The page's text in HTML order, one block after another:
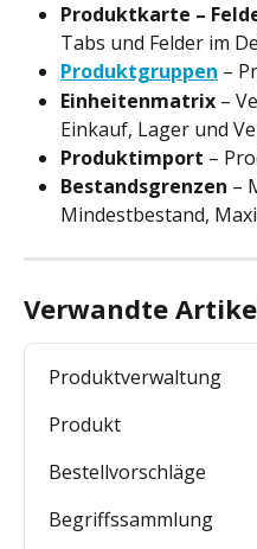
Produktkarte –
Tabs und Felder im
Produktgruppen –
Einheitenmatrix –
Einkauf, Lager und
Produktimport –
Bestandsgrenzen –
Mindestbestand,
Verwandte
Produktverwaltung
Produkt
Bestellvorschläge
Begriffssammlung